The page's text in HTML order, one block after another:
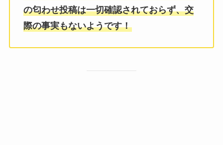
の匂わせ投稿は一切確認されておらず、交
際の事実もないようです！